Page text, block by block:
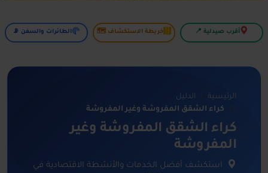
أقرب صيدلية 📍 خريطة الاستكشاف 🗺️ الطائرات والسفن 📡
الرئيسية
الدليل
كراء الشقق المفروشة وغير المفروشة
كراء الشقق المفروشة وغير
المفروشة
استكشف أفضل الخدمات والأنشطة الاقتصادية في